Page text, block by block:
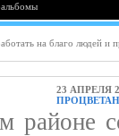
на благо людей и
23 АПРЕЛЯ